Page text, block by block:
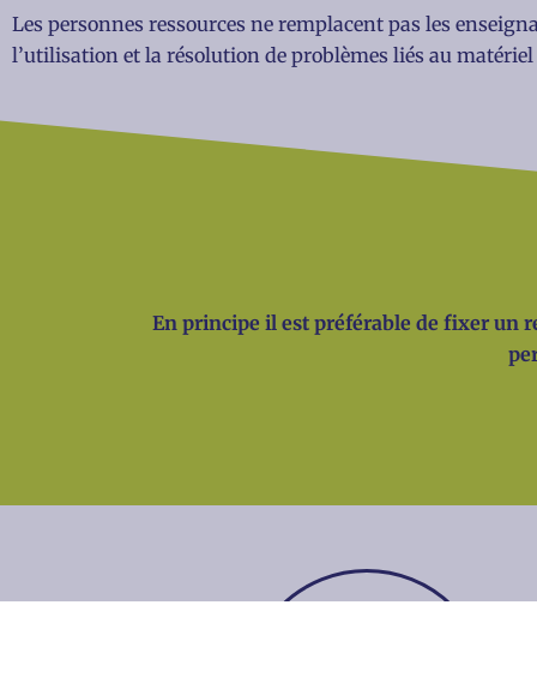
Les personnes ressources ne remplacent pas les
l’utilisation et la résolution de problèmes liés au
En principe il est préférable de fixer un